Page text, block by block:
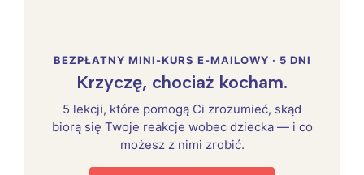
BEZPŁATNY MINI-KURS E-MAILOWY · 5 DNI
Krzyczę, chociaż kocham.
5 lekcji, które pomogą Ci zrozumieć, skąd
biorą się Twoje reakcje wobec dziecka — i co
możesz z nimi zrobić.